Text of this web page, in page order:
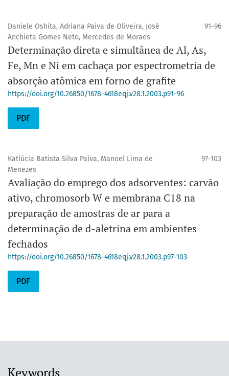
Daniele Oshita, Adriana Paiva de Oliveira, José
Anchieta Gomes Neto, Mercedes de Moraes
91-96
Determinação direta e simultânea de Al, As,
Fe, Mn e Ni em cachaça por espectrometria de
absorção atômica em forno de grafite
https://doi.org/10.26850/1678-4618eqj.v28.1.2003.p91-96
PDF
Katiúcia Batista Silva Paiva, Manoel Lima de
Menezes
97-103
Avaliação do emprego dos adsorventes: carvão
ativo, chromosorb W e membrana C18 na
preparação de amostras de ar para a
determinação de d-aletrina em ambientes
fechados
https://doi.org/10.26850/1678-4618eqj.v28.1.2003.p97-103
PDF
Keywords